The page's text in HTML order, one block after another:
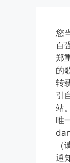
您
百
郑
的
转
引
站。
唯
通